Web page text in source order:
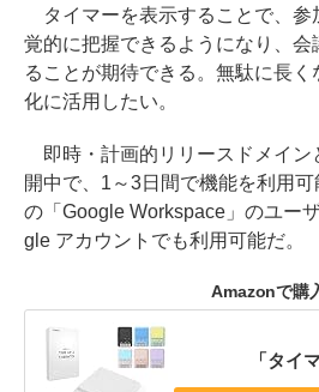
タイマーを表示することで、参
覚的に把握できるようになり、会
ることが期待できる。無駄に長
化に活用したい。
即時・計画的リリースドメイン
開中で、1～3日間で機能を利用
の「Google Workspace」のユー
gle アカウントでも利用可能だ。
Amazonで購
「タイ